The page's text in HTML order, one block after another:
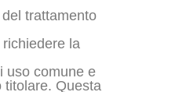
trattamento
la
uso comune e
titolare. Questa